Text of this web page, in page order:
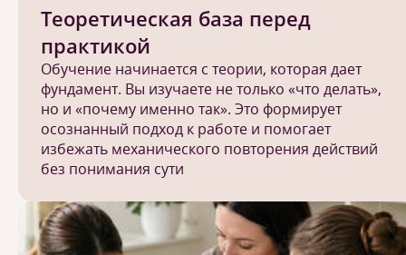
Теоретическая база перед
практикой
Обучение начинается с теории, которая дает
фундамент. Вы изучаете не только «что делать»,
но и «почему именно так». Это формирует
осознанный подход к работе и помогает
избежать механического повторения действий
без понимания сути